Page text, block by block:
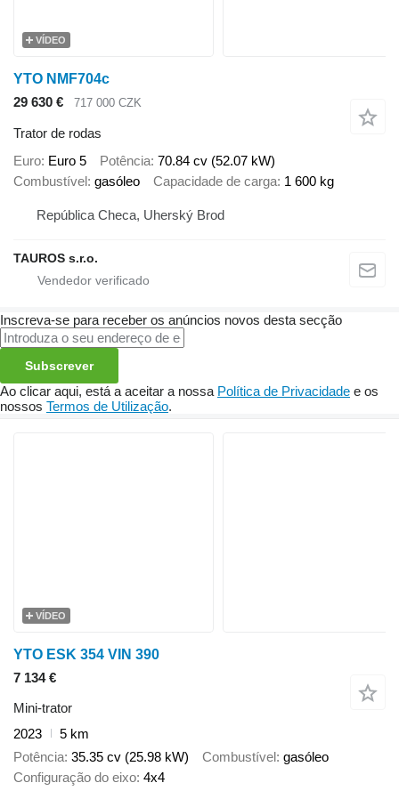
VÍDEO
YTO NMF704c
29 630 €
717 000 CZK
Trator de rodas
Euro Euro 5 Potência 70.84 cv (52.07 kW)
Combustível gasóleo Capacidade de carga 1 600 kg
República Checa, Uherský Brod
TAUROS s.r.o.
Inscreva-se para receber os anúncios novos desta secção
Subscrever
Ao clicar aqui, está a aceitar a nossa Política de Privacidade e os
nossos Termos de Utilização.
VÍDEO
YTO ESK 354 VIN 390
7 134 €
Mini-trator
2023
5 km
Potência 35.35 cv (25.98 kW) Combustível gasóleo
Configuração do eixo 4x4